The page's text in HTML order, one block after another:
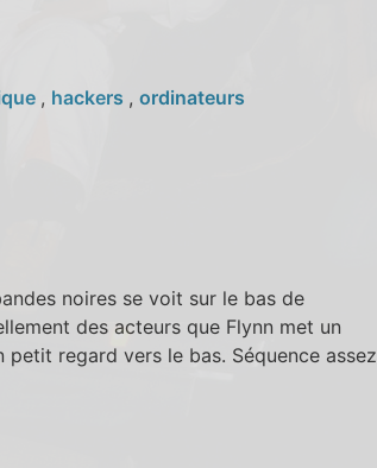
, hackers , ordinateurs
noires se voit sur le bas de
des acteurs que Flynn met un
regard vers le bas. Séquence assez